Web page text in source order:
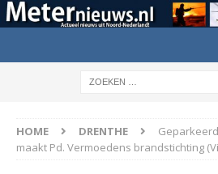
HOME DRENTHE
maakt Pd. Vermoedens brandstichting